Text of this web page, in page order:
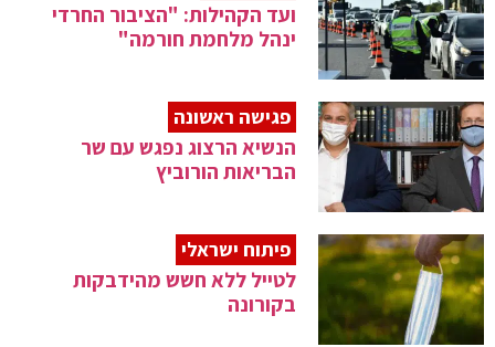
ועד הקהילות: "הציבור החרדי
ינהל מלחמת חורמה"
פגישה ראשונה
הנשיא הרצוג נפגש עם שר
הבריאות הורוביץ
פיתוח ישראלי
לטייל ללא חשש מהידבקות
בקורונה